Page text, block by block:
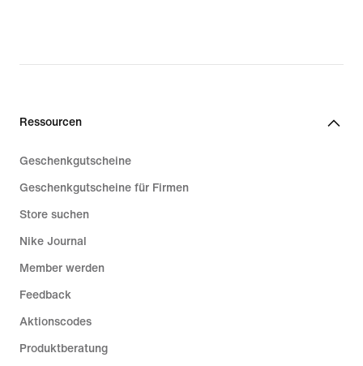
Ressourcen
Geschenkgutscheine
Geschenkgutscheine für Firmen
Store suchen
Nike Journal
Member werden
Feedback
Aktionscodes
Produktberatung